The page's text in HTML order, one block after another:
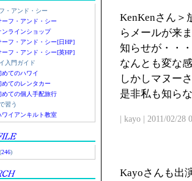
・アンド・シー
ーフ・アンド・シー
ンラインショップ
ーフ・アンド・シー[日HP]
ーフ・アンド・シー[英HP]
入門ガイド
めてのハワイ
めてのレンタカー
めての個人手配旅行
習う
ワイアンキルト教室
(246)
KenKenさん＞
らメールが来
知らせが・・・
なんとも変な
しかしマヌー
是非私も知ら
| kayo | 2011/02/28
Kayoさんも出